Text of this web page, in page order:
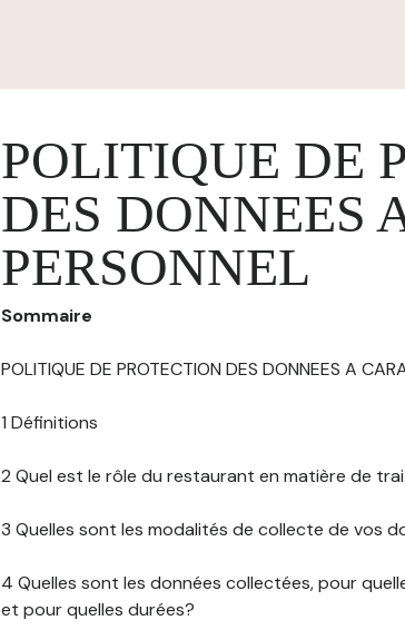
POLITIQUE DE
DES DONNEES
PERSONNEL
Sommaire
POLITIQUE DE PROTECTION DES DONNEES A
1 Définitions
2 Quel est le rôle du restaurant en matière de
3 Quelles sont les modalités de collecte de vos
4 Quelles sont les données collectées, pour
et pour quelles durées?